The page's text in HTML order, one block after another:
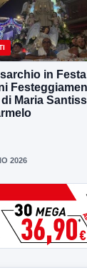
in
Maria
2026